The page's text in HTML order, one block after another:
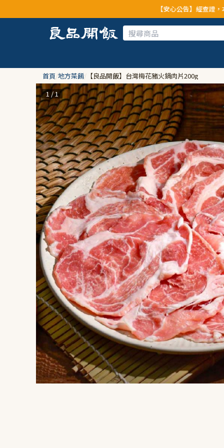
【安心公告】經查證，本公司全品
首頁/地方菜餚/ 【良品開飯】台灣梅花豬火鍋肉片200g
1 / 1